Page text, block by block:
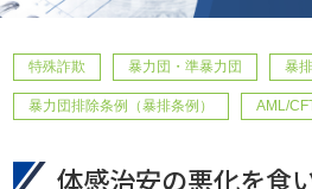
特殊詐欺 暴力団・準暴力団 暴
暴力団排除条例（暴排条例） AML/
体感治安の悪化を食